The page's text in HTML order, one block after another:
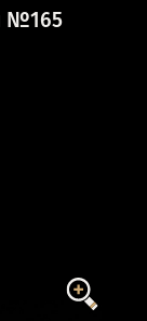
№165